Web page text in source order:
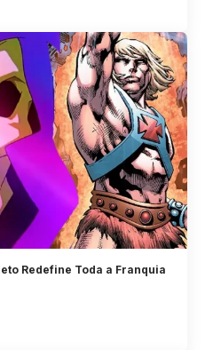
Redefine Toda a Franquia